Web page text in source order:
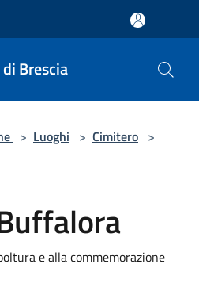
Brescia
> Luoghi > Cimitero >
e alla commemorazione